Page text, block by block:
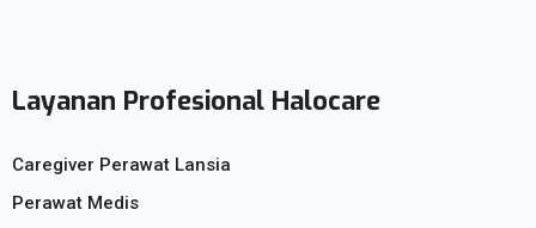
Layanan Profesional Halocare
Caregiver Perawat Lansia
Perawat Medis